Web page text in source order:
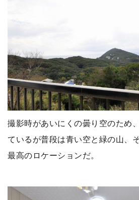
撮影時があいにくの曇り空のため
ているが普段は青い空と緑の山、
最高のロケーションだ。